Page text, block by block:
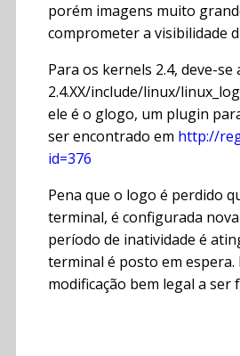
porém imagens muito
comprometer a visibilidade
Para os kernels 2.4, deve-
2.4.XX/include/linux/
ele é o glogo, um plugin
ser encontrado em http://
id=376
Pena que o logo é perdido
terminal, é configurada
período de inatividade é
terminal é posto em espera.
modificação bem legal a ser